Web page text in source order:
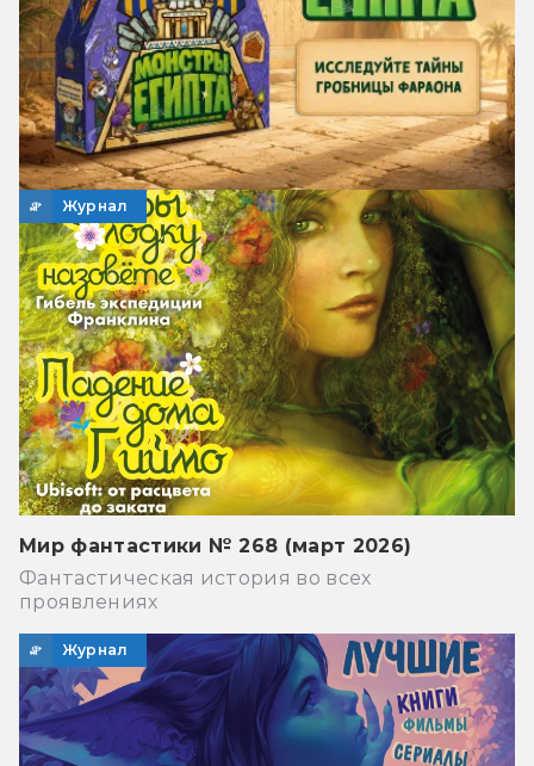
Журнал
Мир фантастики № 268 (март 2026)
Фантастическая история во всех
проявлениях
Журнал